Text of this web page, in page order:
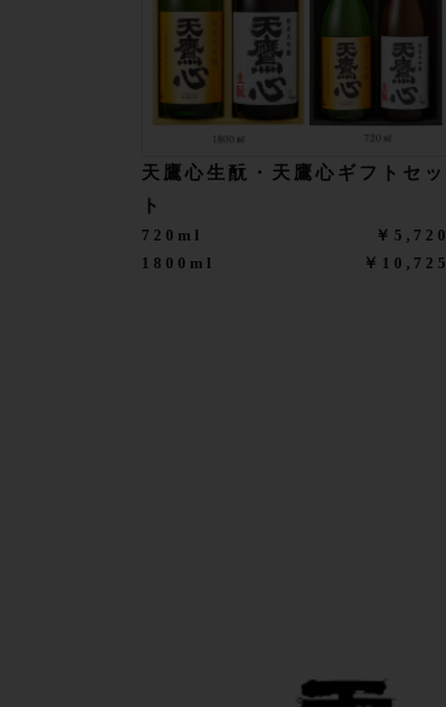
天鷹心生酛・天鷹心ギフトセッ
ト
720ml
￥5,720
1800ml
￥10,725